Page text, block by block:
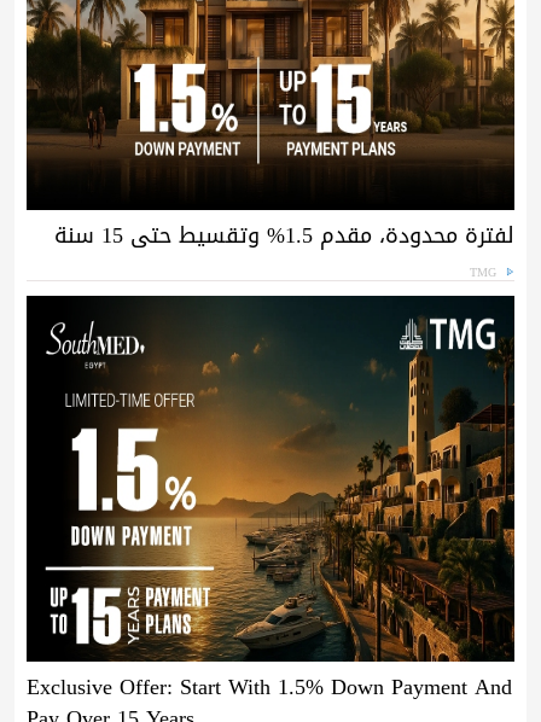
لفترة محدودة، مقدم 1.5% وتقسيط حتى 15 سنة
TMG
Exclusive Offer: Start With 1.5% Down Payment And